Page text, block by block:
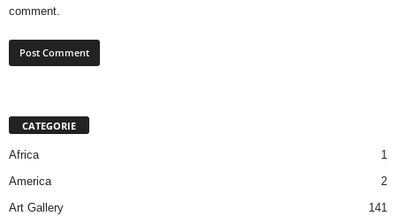
comment.
CATEGORIE
Africa
1
America
2
Art Gallery
141